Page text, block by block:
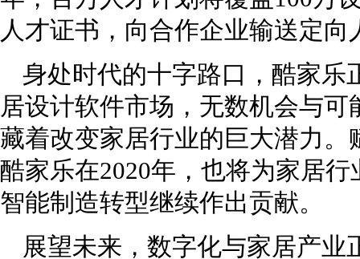
人才证书，向合作企业输送定向
身处时代的十字路口，酷家乐
居设计软件市场，无数机会与
藏着改变家居行业的巨大潜力
酷家乐在2020年，也将为家居
智能制造转型继续作出贡献。
展望未来，数字化与家居产